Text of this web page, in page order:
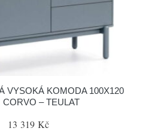
VYSOKÁ KOMODA 100X120
CORVO – TEULAT
13 319 Kč